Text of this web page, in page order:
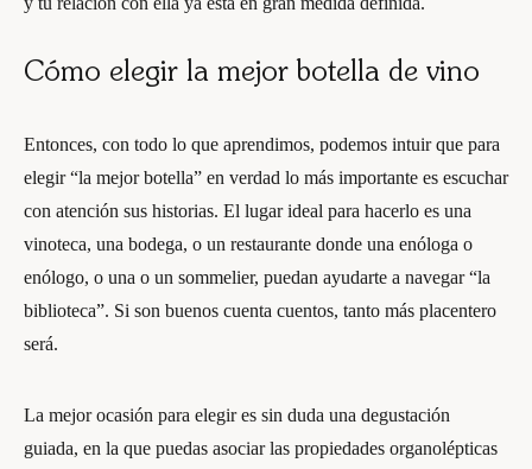
Cómo elegir la mejor botella de vino
Entonces, con todo lo que aprendimos, podemos intuir que para
elegir “la mejor botella” en verdad lo más importante es escuchar
con atención sus historias. El lugar ideal para hacerlo es una
vinoteca, una bodega, o un restaurante donde una enóloga o
enólogo, o una o un sommelier, puedan ayudarte a navegar “la
biblioteca”. Si son buenos cuenta cuentos, tanto más placentero
será.
La mejor ocasión para elegir es sin duda una degustación
guiada, en la que puedas asociar las propiedades organolépticas